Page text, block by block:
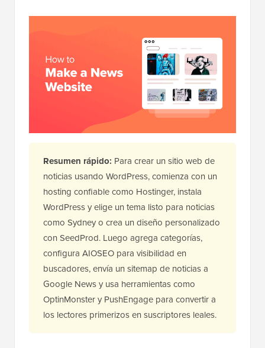
Resumen rápido: Para crear un sitio web de
noticias usando WordPress, comienza con un
hosting confiable como Hostinger, instala
WordPress y elige un tema listo para noticias
como Sydney o crea un diseño personalizado
con SeedProd. Luego agrega categorías,
configura AIOSEO para visibilidad en
buscadores, envía un sitemap de noticias a
Google News y usa herramientas como
OptinMonster y PushEngage para convertir a
los lectores primerizos en suscriptores leales.